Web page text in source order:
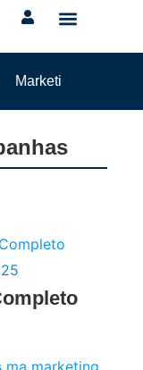
Marketing Digital